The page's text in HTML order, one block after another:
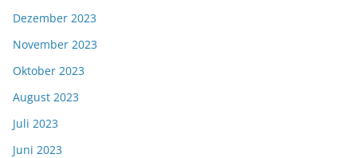
Dezember 2023
November 2023
Oktober 2023
August 2023
Juli 2023
Juni 2023